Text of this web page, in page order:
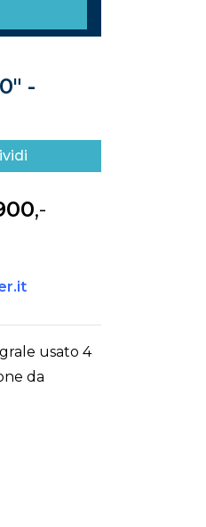
-
,-
usato 4
da